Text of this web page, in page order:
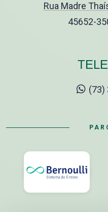
Rua Madre
45652-
(73)